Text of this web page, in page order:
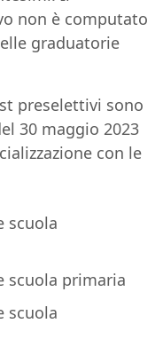
non è computato
graduatorie
preselettivi sono
30 maggio 2023
con le
scuola
scuola primaria
scuola